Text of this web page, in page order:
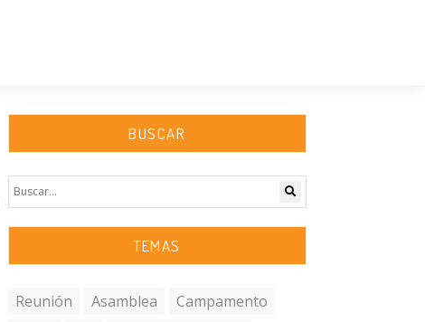
BUSCAR
TEMAS
Reunión Asamblea
Campamento